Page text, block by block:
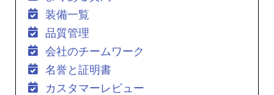
装備一覧
品質管理
会社のチームワーク
名誉と証明書
カスタマーレビュー